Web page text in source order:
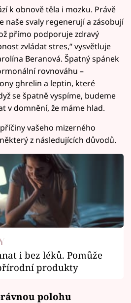
k obnově těla i mozku. Právě
naše svaly regenerují a zásobují
přímo podporuje zdravý
zvládat stres,“ vysvětluje
Beranová. Špatný spánek
rovnováhu –
ghrelin a leptin, které
se špatně vyspíme, budeme
v domnění, že máme hlad.
vašeho mizerného
z následujících důvodů.
i bez léků. Pomůže
produkty
polohu